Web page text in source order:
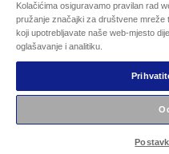
Kontaktirajte nas
Epsonova
Autorska prava
Kolačićima osiguravamo pravilan rad
pružanje značajki za društvene mreže
koji upotrebljavate naše web-mjesto
oglašavanje i analitiku.